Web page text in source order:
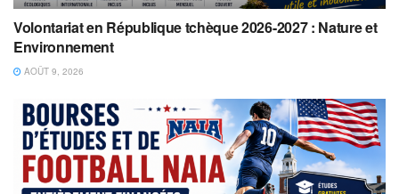
Volontariat en République tchèque 2026-2027 : Nature et
Environnement
AOÛT 9, 2026